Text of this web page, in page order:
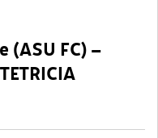
FC) –